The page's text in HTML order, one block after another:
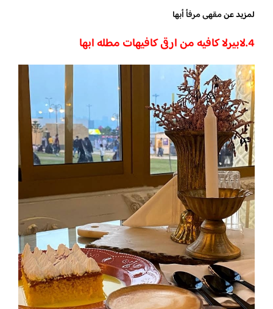
لمزيد عنمقهى مرفأ أبها
4.لابيرلا كافيه من ارقىكافيهات مطله ابها